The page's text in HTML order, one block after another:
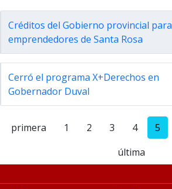
Créditos del Gobierno provincial para
emprendedores de Santa Rosa
Cerró el programa X+Derechos en
Gobernador Duval
primera 1 2 3 4 5
última